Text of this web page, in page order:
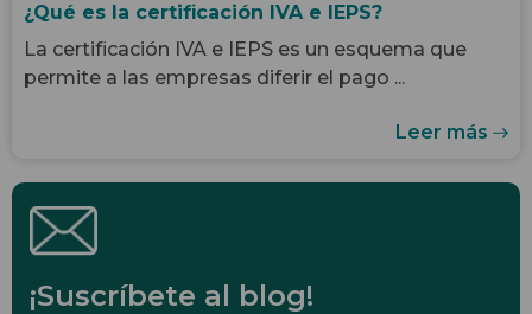
¿Qué es la certificación IVA e IEPS?
La certificación IVA e IEPS es un esquema que
permite a las empresas diferir el pago ...
Leer más
¡Suscríbete al blog!